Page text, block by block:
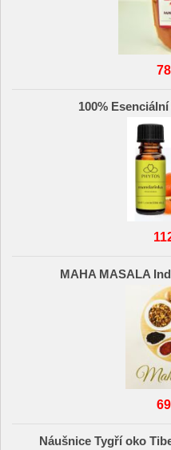
100%
MAHA MASALA
Náušnice Tygří oko